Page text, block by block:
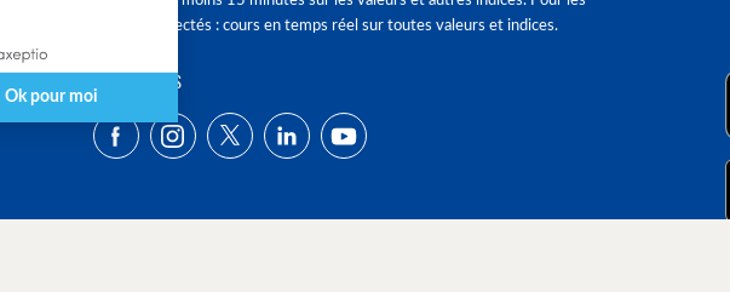
clients connectés : cours en temps réel sur toutes valeurs et indices.
SUIVEZ-NOUS
Ok pour moi
vos Options
gérer vos paramètres de confidentialité, en garantissant la conformité avec les